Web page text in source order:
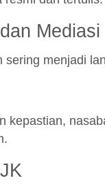
Mediasi
menjadi
kepastian,